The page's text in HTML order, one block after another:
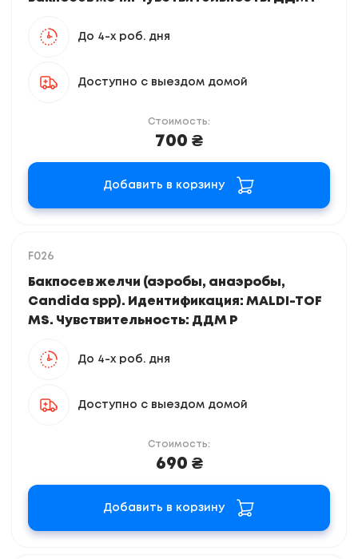
До 4-х роб. дня
Доступно с выездом домой
Стоимость:
700 ₴
Добавить в корзину
F026
Бакпосев желчи (аэробы, анаэробы,
Candida spp). Идентификация: MALDI-TOF
MS. Чувствительность: ДДМ Р
До 4-х роб. дня
Доступно с выездом домой
Стоимость:
690 ₴
Добавить в корзину